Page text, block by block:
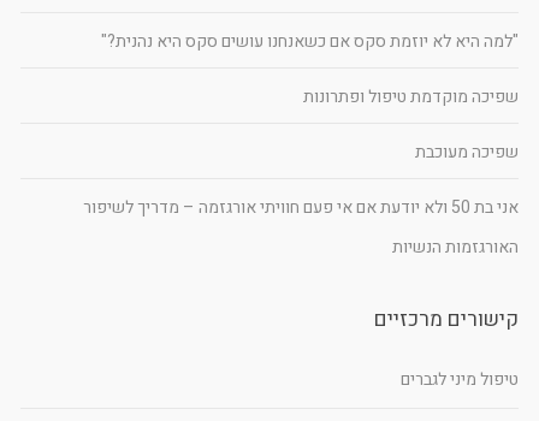
"למה היא לא יוזמת סקס אם כשאנחנו עושים סקס היא נהנית?"
שפיכה מוקדמת טיפול ופתרונות
שפיכה מעוכבת
אני בת 50 ולא יודעת אם אי פעם חוויתי אורגזמה – מדריך לשיפור
האורגזמות הנשיות
קישורים מרכזיים
טיפול מיני לגברים